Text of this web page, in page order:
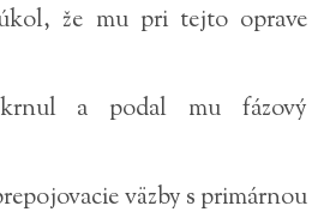
že mu pri tejto oprave
a podal mu fázový
väzby s primárnou